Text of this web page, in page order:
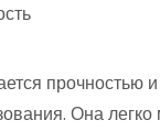
Она легко